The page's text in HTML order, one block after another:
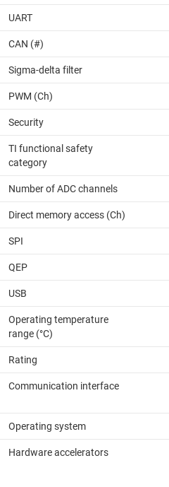
UART
CAN (#)
Sigma-delta filter
PWM (Ch)
Security
TI functional safety
category
Number of ADC channels
Direct memory access (Ch)
SPI
QEP
USB
Operating temperature
range (°C)
Rating
Communication interface
Operating system
Hardware accelerators